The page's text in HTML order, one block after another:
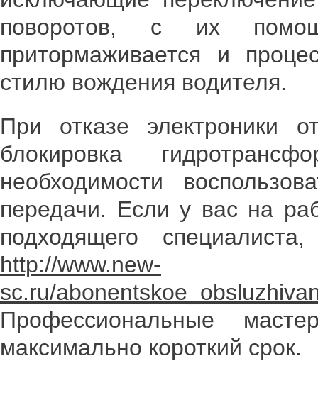
поворотов, с их
притормаживается и
стилю вождения водителя.
При отказе электроники
блокировка
необходимости
передачи. Если у вас на
подходящего
http://www.new-
sc.ru/
Профессиональные
максимально короткий срок.